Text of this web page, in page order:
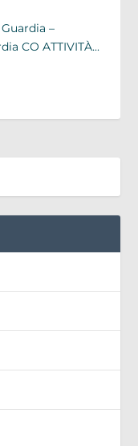
–
CO ATTIVITÀ...